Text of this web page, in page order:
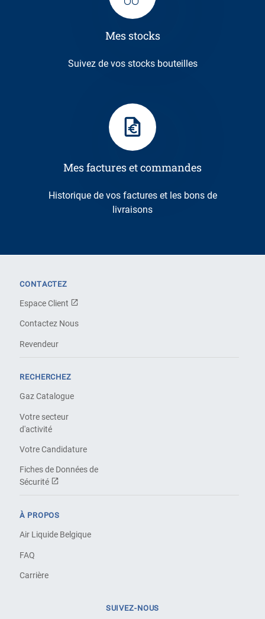
Mes stocks
Suivez de vos stocks bouteilles
Mes factures et commandes
Historique de vos factures et les bons de
livraisons
CONTACTEZ
Espace Client
Contactez Nous
Revendeur
RECHERCHEZ
Gaz Catalogue
Votre secteur
d'activité
Votre Candidature
Fiches de Données de
Sécurité
À PROPOS
Air Liquide Belgique
FAQ
Carrière
SUIVEZ-NOUS